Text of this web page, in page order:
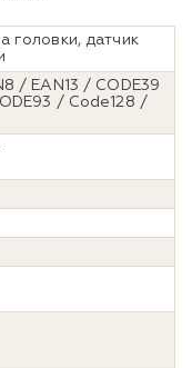
головки, датчик
/ EAN13 / CODE39
/ Code128 /